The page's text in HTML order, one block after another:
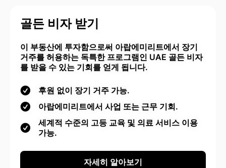
골든 비자 받기
이 부동산에 투자함으로써 아랍에미리트에서 장기
거주를 허용하는 독특한 프로그램인 UAE 골든 비자
를 받을 수 있는 기회를 얻게 됩니다.
후원 없이 장기 거주 가능.
아랍에미리트에서 사업 또는 근무 기회.
세계적 수준의 고등 교육 및 의료 서비스 이용
가능.
자세히 알아보기